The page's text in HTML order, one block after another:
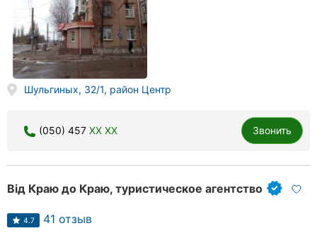
Шульгиных, 32/1, район Центр
(050) 457 XX XX Звонить
Від Краю до Краю, туристическое агентство
4.7 41 отзыв